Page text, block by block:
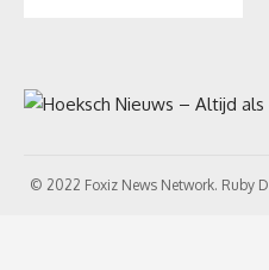
© 2022 Foxiz News Network. Ruby